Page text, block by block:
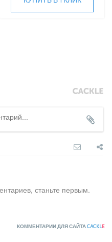
станьте первым.
КОММЕНТАРИИ ДЛЯ САЙТАCACKLE